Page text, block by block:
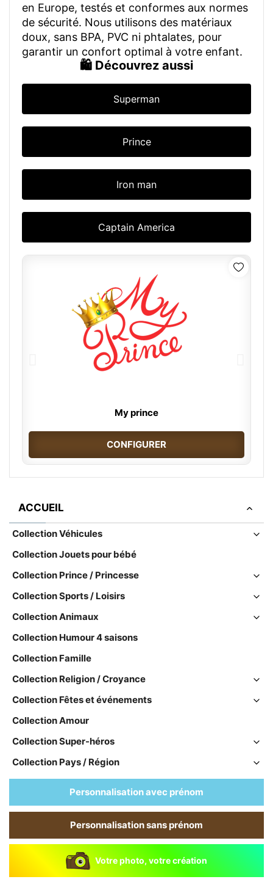
en Europe, testés et conformes aux normes
de sécurité. Nous utilisons des matériaux
doux, sans BPA, PVC ni phtalates, pour
garantir un confort optimal à votre enfant.
🛍️ Découvrez aussi
Superman
Prince
Iron man
Captain America
My prince
CONFIGURER
ACCUEIL
Collection Véhicules
Collection Jouets pour bébé
Collection Prince / Princesse
Collection Sports / Loisirs
Collection Animaux
Collection Humour 4 saisons
Collection Famille
Collection Religion / Croyance
Collection Fêtes et événements
Collection Amour
Collection Super-héros
Collection Pays / Région
Personnalisation avec prénom
Personnalisation sans prénom
Votre photo, votre création